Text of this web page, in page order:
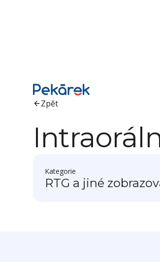
Zpět
Kategorie
RTG a jiné